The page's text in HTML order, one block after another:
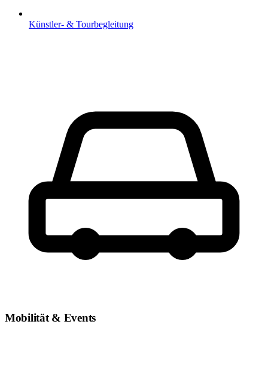
Künstler- & Tourbegleitung
Mobilität & Events